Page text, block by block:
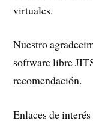
virtuales.
Nuestro
software libre
recomendación.
Enlaces de interés